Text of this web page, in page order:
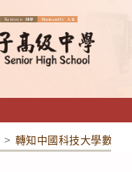
> 轉知中國科技大學數位